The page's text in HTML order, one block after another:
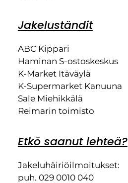
Jakeluständit
ABC Kippari
Haminan S-ostoskeskus
K-Market Itäväylä
K-Supermarket Kanuuna
Sale Miehikkälä
Reimarin toimisto
Etkö saanut lehteä?
Jakeluhäiriöilmoitukset:
puh. 029 0010 040